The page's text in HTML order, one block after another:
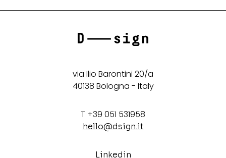
via Ilio Barontini 20/a
40138 Bologna - Italy
T +39 051 531958
hello@dsign.it
Linkedin